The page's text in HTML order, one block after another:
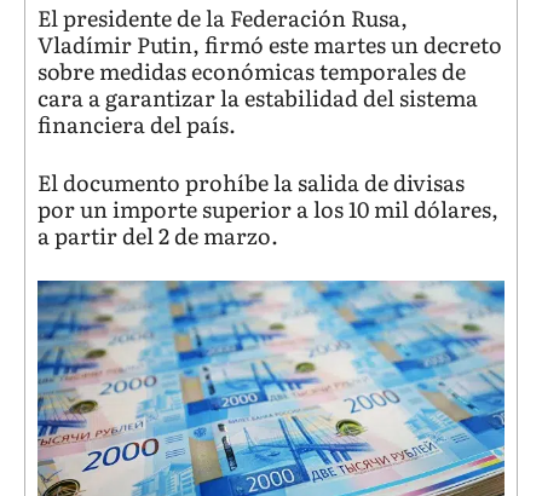
El presidente de la Federación Rusa,
Vladímir Putin, firmó este martes un decreto
sobre medidas económicas temporales de
cara a garantizar la estabilidad del sistema
financiera del país.
El documento prohíbe la salida de divisas
por un importe superior a los 10 mil dólares,
a partir del 2 de marzo.